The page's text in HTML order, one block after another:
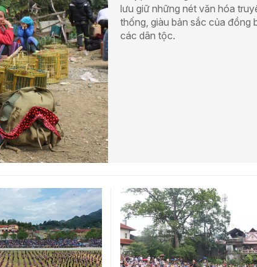
lưu giữ những nét văn hóa
thống, giàu bản sắc của đồng
các dân tộc.